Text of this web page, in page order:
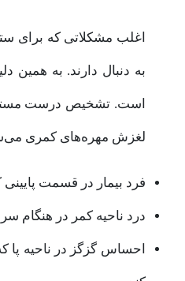
اغلب مشکلاتی که برای
به دنبال دارند. به
است. تشخیص درست
لغزش مهره‌های کمری
فرد بیمار در قسمت
درد ناحیه کمر در هنگام
احساس گزگز در ناحیه